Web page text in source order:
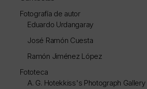
Fotografía de autor
Eduardo Urdangaray
José Ramón Cuesta
Ramón Jiménez López
Fototeca
A. G. Hotekkiss's Photograph Gallery